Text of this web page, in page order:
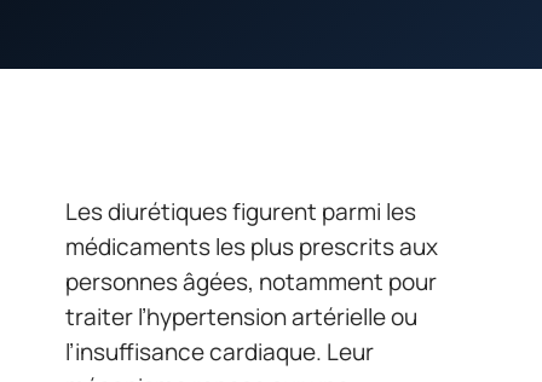
Les diurétiques figurent parmi les
médicaments les plus prescrits aux
personnes âgées, notamment pour
traiter l’hypertension artérielle ou
l’insuffisance cardiaque. Leur